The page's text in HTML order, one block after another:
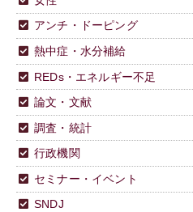
アンチ・ドーピング
熱中症・水分補給
REDs・エネルギー不足
論文・文献
調査・統計
行政機関
セミナー・イベント
SNDJ